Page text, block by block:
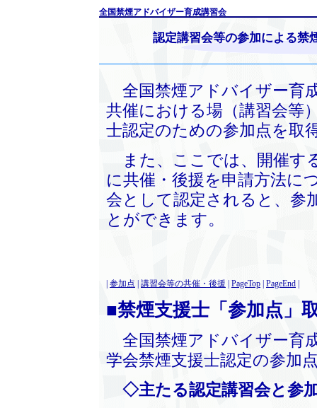
全国禁煙アドバイザー育成講習会
認定講習会等の参加による禁
全国禁煙アドバイザー育
共催における場（講習会等
士認定のための参加点を取
また、ここでは、開催す
に共催・後援を申請方法に
会として認定されると、参
とができます。
参加点 講習会等の共催・後援 PageTop PageEnd
■禁煙支援士「参加点」
全国禁煙アドバイザー育
学会禁煙支援士認定の参加
◇主たる認定講習会と参